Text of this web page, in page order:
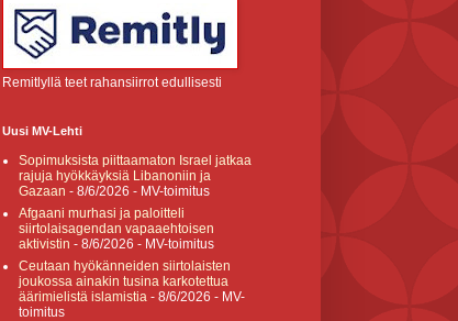
Remitlyllä teet rahansiirrot edullisesti
Uusi MV-Lehti
Sopimuksista piittaamaton Israel jatkaa
rajuja hyökkäyksiä Libanoniin ja
Gazaan - 8/6/2026 - MV-toimitus
Afgaani murhasi ja paloitteli
siirtolaisagendan vapaaehtoisen
aktivistin - 8/6/2026 - MV-toimitus
Ceutaan hyökänneiden siirtolaisten
joukossa ainakin tusina karkotettua
äärimielistä islamistia - 8/6/2026 - MV-
toimitus